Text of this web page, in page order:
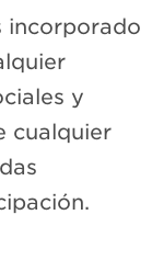
incorporado
y
cualquier